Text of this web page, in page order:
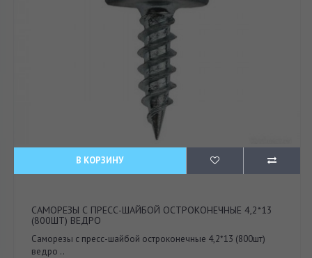
В КОРЗИНУ
САМОРЕЗЫ С ПРЕСС-ШАЙБОЙ ОСТРОКОНЕЧНЫЕ 4,2*13
(800ШТ) ВЕДРО
Саморезы с пресс-шайбой остроконечные 4,2*13 (800шт)
ведро ..